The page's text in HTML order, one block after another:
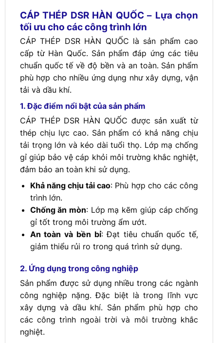
CÁP THÉP DSR HÀN QUỐC – Lựa chọn
tối ưu cho các công trình lớn
CÁP THÉP DSR HÀN QUỐC là sản phẩm cao
cấp từ Hàn Quốc. Sản phẩm đáp ứng các tiêu
chuẩn quốc tế về độ bền và an toàn. Sản phẩm
phù hợp cho nhiều ứng dụng như xây dựng, vận
tải và dầu khí.
1. Đặc điểm nổi bật của sản phẩm
CÁP THÉP DSR HÀN QUỐC được sản xuất từ
thép chịu lực cao. Sản phẩm có khả năng chịu
tải trọng lớn và kéo dài tuổi thọ. Lớp mạ chống
gỉ giúp bảo vệ cáp khỏi môi trường khắc nghiệt,
đảm bảo an toàn khi sử dụng.
Khả năng chịu tải cao: Phù hợp cho các công
trình lớn.
Chống ăn mòn: Lớp mạ kẽm giúp cáp chống
gỉ tốt trong môi trường ẩm ướt.
An toàn và bền bỉ: Đạt tiêu chuẩn quốc tế,
giảm thiểu rủi ro trong quá trình sử dụng.
2. Ứng dụng trong công nghiệp
Sản phẩm được sử dụng nhiều trong các ngành
công nghiệp nặng. Đặc biệt là trong lĩnh vực
xây dựng và dầu khí. Sản phẩm phù hợp cho
các công trình ngoài trời và môi trường khắc
nghiệt.